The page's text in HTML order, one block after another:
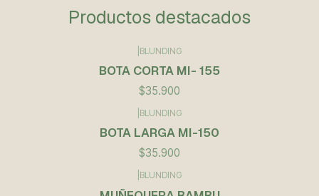
Productos destacados
BLUNDING
BOTA CORTA MI- 155
$35.900
BLUNDING
BOTA LARGA MI-150
$35.900
BLUNDING